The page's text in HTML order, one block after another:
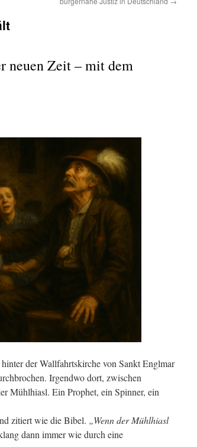
neuen Zeit – mit dem
der Wallfahrtskirche von Sankt Englmar
Irgendwo dort, zwischen
Mühlhiasl. Ein Prophet, ein Spinner, ein
zitiert wie die Bibel. „Wenn der Mühlhiasl
dann immer wie durch eine